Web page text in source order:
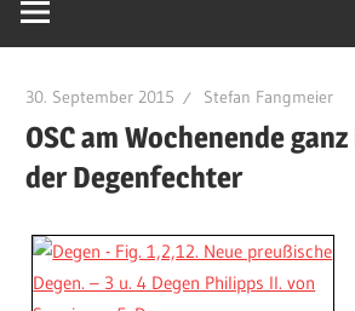
30. September 2015 Stefan Fangmeier
OSC am Wochenende
der Degenfechter